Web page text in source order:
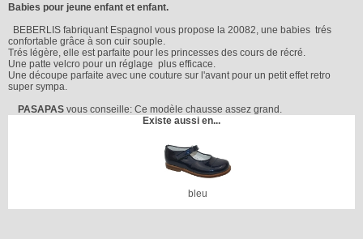
Babies pour jeune enfant et enfant.
BEBERLIS fabriquant Espagnol vous propose la 20082, une babies trés
confortable grâce à son cuir souple.
Trés légère, elle est parfaite pour les princesses des cours de récré.
Une patte velcro pour un réglage plus efficace.
Une découpe parfaite avec une couture sur l'avant pour un petit effet retro
super sympa.
PASAPAS vous conseille: Ce modèle chausse assez grand.
Existe aussi en...
bleu